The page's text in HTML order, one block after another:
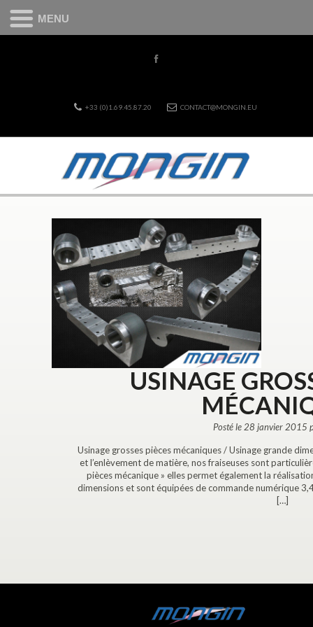
+33 (0)1.69.45.87.20 CONTACT@MONGIN.EU
USINAGE
Posté le 28 janvier 2015
Usinage grosses pièces mécaniques / Usinage grande
et l’enlèvement de matière, nos fraiseuses sont
pièces mécanique » elles permet également la
dimensions et sont équipées de commande numérique
[…]
MENU